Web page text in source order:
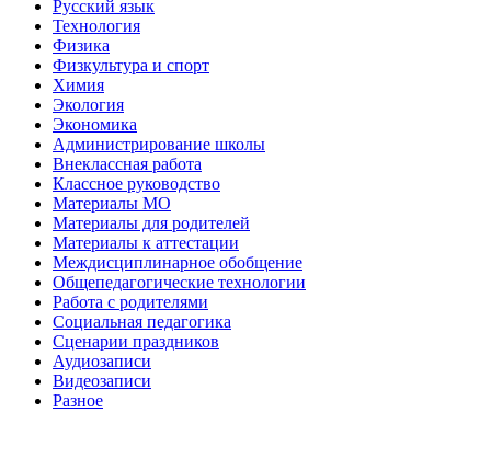
Русский язык
Технология
Физика
Физкультура и спорт
Химия
Экология
Экономика
Администрирование школы
Внеклассная работа
Классное руководство
Материалы МО
Материалы для родителей
Материалы к аттестации
Междисциплинарное обобщение
Общепедагогические технологии
Работа с родителями
Социальная педагогика
Сценарии праздников
Аудиозаписи
Видеозаписи
Разное